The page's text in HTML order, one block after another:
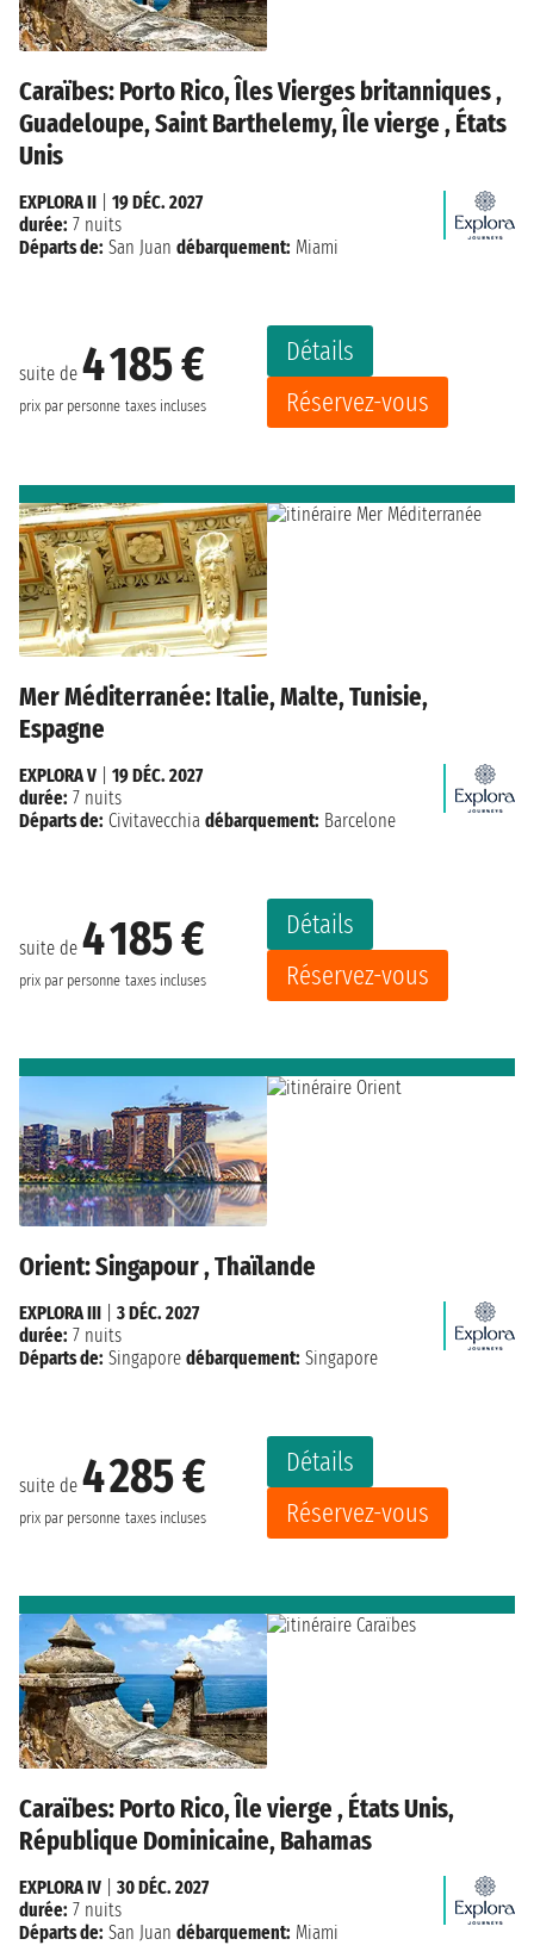
Caraïbes: Porto Rico, Îles Vierges britanniques ,
Guadeloupe, Saint Barthelemy, Île vierge , États
Unis
suite de 4 185 €
prix par personne taxes incluses
Détails
Réservez-vous
EXPLORA II
19 DÉC. 2027
durée: 7 nuits
Départs de: San Juan débarquement: Miami
Mer Méditerranée: Italie, Malte, Tunisie,
Espagne
suite de 4 185 €
prix par personne taxes incluses
Détails
Réservez-vous
EXPLORA V
19 DÉC. 2027
durée: 7 nuits
Départs de: Civitavecchia débarquement: Barcelone
Orient: Singapour , Thaïlande
suite de 4 285 €
prix par personne taxes incluses
Détails
Réservez-vous
EXPLORA III
3 DÉC. 2027
durée: 7 nuits
Départs de: Singapore débarquement: Singapore
Caraïbes: Porto Rico, Île vierge , États Unis,
République Dominicaine, Bahamas
EXPLORA IV
30 DÉC. 2027
durée: 7 nuits
Départs de: San Juan débarquement: Miami